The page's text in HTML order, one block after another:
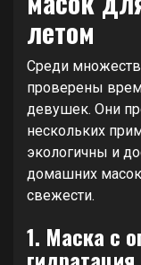
летом
Среди
проверены
девушек. Они
нескольких
экологичны и
домашних масок
свежести.
1. Маска с